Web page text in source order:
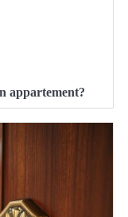
appartement?